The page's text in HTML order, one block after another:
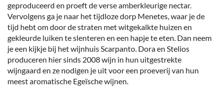
geproduceerd en proeft de verse amberkleurige nectar.
Vervolgens ga je naar het tijdloze dorp Menetes, waar je de
tijd hebt om door de straten met witgekalkte huizen en
gekleurde luiken te slenteren en een hapje te eten. Dan neem
je een kijkje bij het wijnhuis Scarpanto. Dora en Stelios
produceren hier sinds 2008 wijn in hun uitgestrekte
wijngaard en ze nodigen je uit voor een proeverij van hun
meest aromatische Egeïsche wijnen.